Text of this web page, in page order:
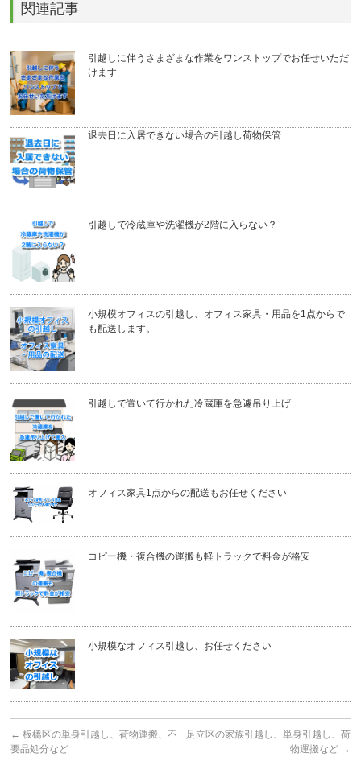
関連記事
引越しに伴うさまざまな作業をワンストップでお任せいただ
けます
退去日に入居できない場合の引越し荷物保管
引越しで冷蔵庫や洗濯機が2階に入らない？
小規模オフィスの引越し、オフィス家具・用品を1点からで
も配送します。
引越しで置いて行かれた冷蔵庫を急遽吊り上げ
オフィス家具1点からの配送もお任せください
コピー機・複合機の運搬も軽トラックで料金が格安
小規模なオフィス引越し、お任せください
← 板橋区の単身引越し、荷物運搬、不
要品処分など
足立区の家族引越し、単身引越し、荷
物運搬など →